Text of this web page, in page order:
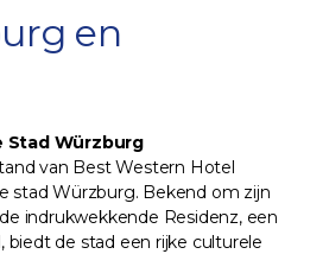
en
Stad Würzburg
van Best Western Hotel
stad Würzburg. Bekend om zijn
indrukwekkende Residenz, een
biedt de stad een rijke culturele